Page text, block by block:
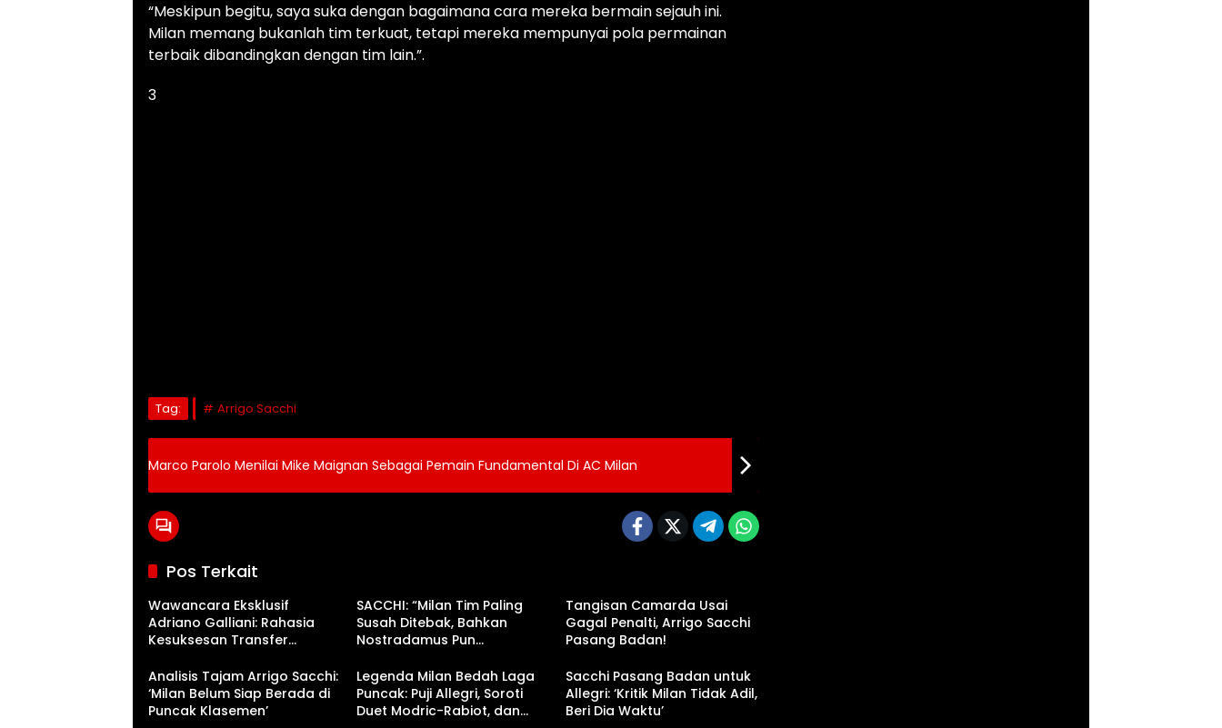
“Meskipun begitu, saya suka dengan bagaimana cara mereka bermain sejauh ini.
Milan memang bukanlah tim terkuat, tetapi mereka mempunyai pola permainan
terbaik dibandingkan dengan tim lain.”.
3
Tag: Arrigo Sacchi
Marco Parolo Menilai Mike Maignan Sebagai Pemain Fundamental Di AC Milan
Pos Terkait
Wawancara Eksklusif
Adriano Galliani: Rahasia
Kesuksesan Transfer
SACCHI: “Milan Tim Paling
Susah Ditebak, Bahkan
Nostradamus Pun
Tangisan Camarda Usai
Gagal Penalti, Arrigo Sacchi
Pasang Badan!
Analisis Tajam Arrigo Sacchi:
‘Milan Belum Siap Berada di
Puncak Klasemen’
Legenda Milan Bedah Laga
Puncak: Puji Allegri, Soroti
Duet Modric-Rabiot, dan
Sacchi Pasang Badan untuk
Allegri: ‘Kritik Milan Tidak Adil,
Beri Dia Waktu’